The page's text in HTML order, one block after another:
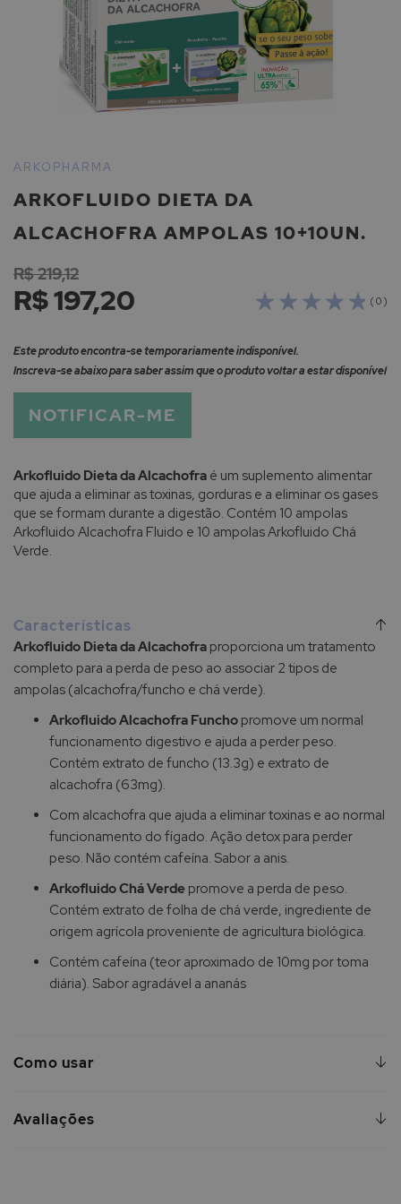
para
início
Galeria
imagens
ARKOFLUIDO DIETA DA
ALCACHOFRA AMPOLAS 10+10UN.
ARKOPHARMA
( 0 )
R$ 197,20
R$ 219,12
Este produto encontra-se temporariamente indisponível.
Inscreva-se abaixo para saber assim que o produto voltar a estar disponível
NOTIFICAR-ME
Arkofluido Dieta da Alcachofra é um suplemento alimentar
que ajuda a eliminar as toxinas, gorduras e a eliminar os gases
que se formam durante a digestão. Contém 10 ampolas
Arkofluido Alcachofra Fluido e 10 ampolas Arkofluido Chá
Verde.
Características
Arkofluido Dieta da Alcachofra proporciona um tratamento
completo para a perda de peso ao associar 2 tipos de
ampolas (alcachofra/funcho e chá verde).
Arkofluido Alcachofra Funcho promove um normal
funcionamento digestivo e ajuda a perder peso.
Contém extrato de funcho (13.3g) e extrato de
alcachofra (63mg).
Com alcachofra que ajuda a eliminar toxinas e ao normal
funcionamento do fígado. Ação detox para perder
peso. Não contém cafeína. Sabor a anis.
Arkofluido Chá Verde promove a perda de peso.
Contém extrato de folha de chá verde, ingrediente de
origem agrícola proveniente de agricultura biológica.
Contém cafeína (teor aproximado de 10mg por toma
diária). Sabor agradável a ananás
Como usar
Avaliações